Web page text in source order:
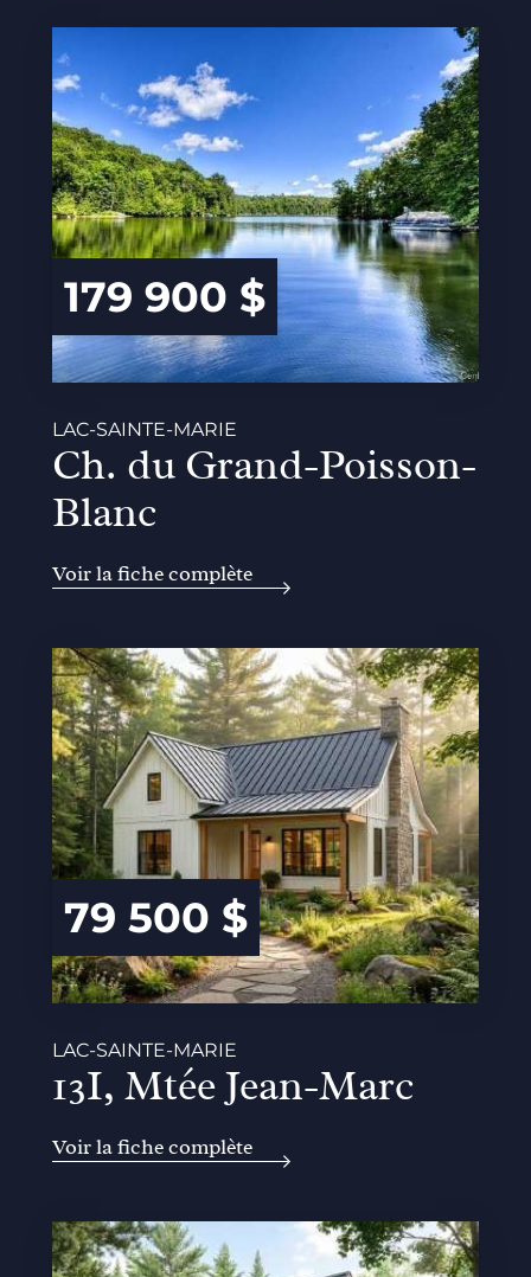
179 900 $
LAC-SAINTE-MARIE
Ch. du Grand-Poisson-
Blanc
Voir la fiche complète
79 500 $
LAC-SAINTE-MARIE
13I, Mtée Jean-Marc
Voir la fiche complète